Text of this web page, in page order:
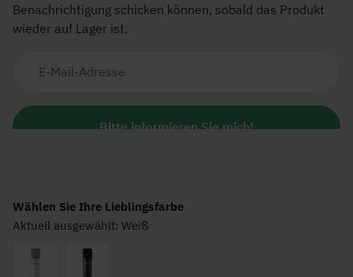
Wählen Sie Ihre Lieblingsfarbe
Aktuell ausgewählt: Weiß